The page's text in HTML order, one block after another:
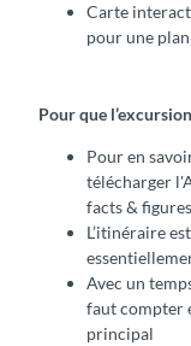
Carte
pour une
Pour que
Pour en
télécharger
facts & figures
L’itinéraire
Avec un
faut compter
principal